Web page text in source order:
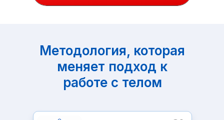
Методология, которая
меняет подход к
работе с телом